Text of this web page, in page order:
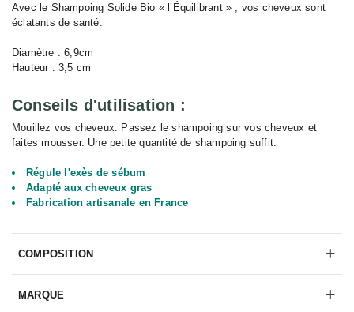
Avec le Shampoing Solide Bio « l’Équilibrant » , vos cheveux sont
éclatants de santé.
Diamètre : 6,9cm
Hauteur : 3,5 cm
Conseils d'utilisation :
Mouillez vos cheveux. Passez le shampoing sur vos cheveux et
faites mousser. Une petite quantité de shampoing suffit.
Régule l'exès de sébum
Adapté aux cheveux gras
Fabrication artisanale en France
COMPOSITION
MARQUE